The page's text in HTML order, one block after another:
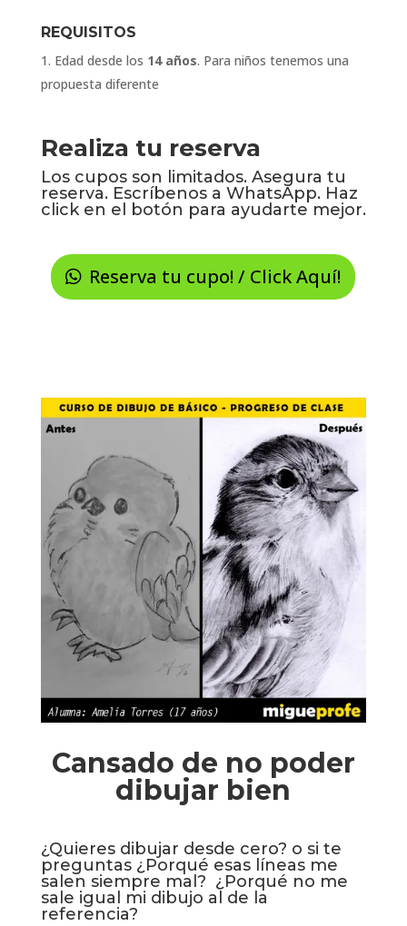
REQUISITOS
Edad desde los 14 años. Para niños tenemos una
propuesta diferente
Realiza tu reserva
Los cupos son limitados. Asegura tu
reserva. Escríbenos a WhatsApp. Haz
click en el botón para ayudarte mejor.
Reserva tu cupo! / Click Aquí!
Cansado de no poder
dibujar bien
¿Quieres dibujar desde cero? o si te
preguntas ¿Porqué esas líneas me
salen siempre mal? ¿Porqué no me
sale igual mi dibujo al de la
referencia?